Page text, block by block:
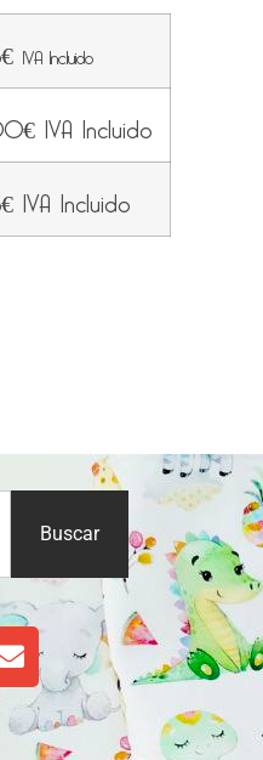
€ IVA Incluido
€ IVA Incluido
€ IVA Incluido
Buscar